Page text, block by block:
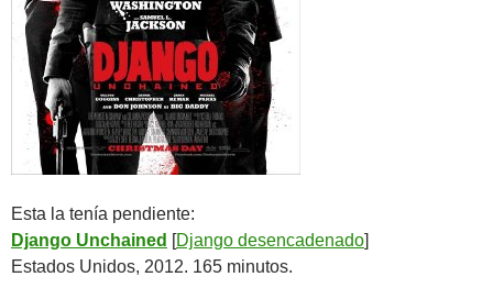
Esta la tenía pendiente:
Django Unchained [Django desencadenado]
Estados Unidos, 2012. 165 minutos.